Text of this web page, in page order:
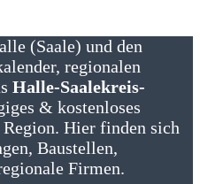
(Saale) und den
regionalen
Halle-Saalekreis-
& kostenloses
Hier finden sich
Baustellen,
Firmen.